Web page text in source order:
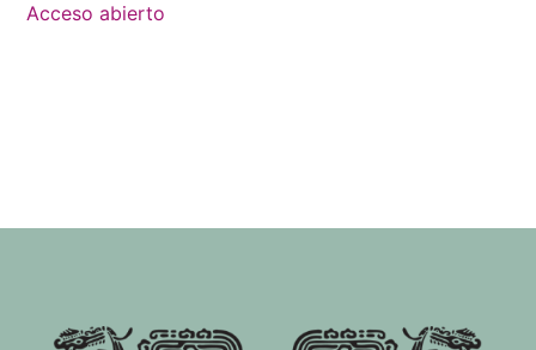
Acceso abierto